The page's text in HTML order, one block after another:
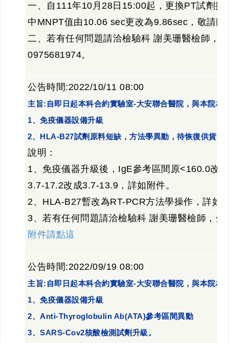
一、自111年10月28日15:00起，更換PT試劑
中MNPT值由10.06 sec更改為9.86sec，敬請臨
二、若有任何問題請洽檢驗科 謝美珊醫檢師，
0975681974。
公告時間:2022/10/11 08:00
主旨:自即日起本科合約實驗室-大安聯合醫院，與本院相
1、免疫儀器設備升級
2、HLA-B27試劑原料短缺，方法學異動，待恢復供貨另
說明：
1、免疫儀器升級後，IgE參考區間原<160.0改
3.7-17.2改成3.7-13.9，詳如附件。
2、HLA-B27暫改為RT-PCR方法學操作，詳如
3、若有任何問題請洽檢驗科 謝美珊醫檢師，
附件請點這
公告時間:2022/09/19 08:00
主旨:自即日起本科合約實驗室-大安聯合醫院，與本院相
1、免疫儀器設備升級
2、Anti-Thyroglobulin Ab(ATA)參考區間異動
3、SARS-Cov2核酸檢測試劑升級。